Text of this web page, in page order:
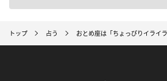
トップ 占う おとめ座は「ちょっぴりイライ